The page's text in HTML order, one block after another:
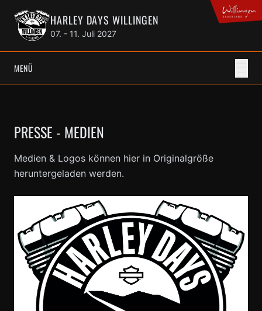
HARLEY DAYS WILLINGEN
07. - 11. Juli 2027
MENÜ
PRESSE - MEDIEN
Medien & Logos können hier in Originalgröße
heruntergeladen werden.